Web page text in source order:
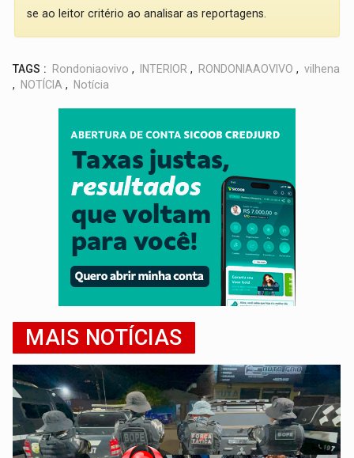
se ao leitor critério ao analisar as reportagens.
TAGS : Rondoniaovivo , INTERIOR , RONDONIAAOVIVO , vilhena
,
NOTÍCIA , Notícia
MAIS NOTÍCIAS